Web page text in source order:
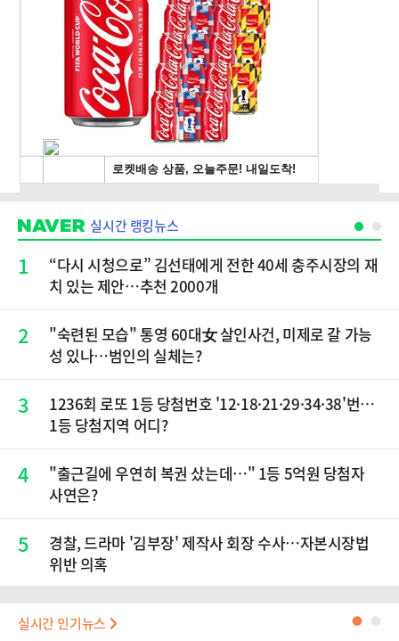
실시간 랭킹뉴스
1
“다시 시청으로” 김선태에게 전한 40세 충주시장의 재
치 있는 제안…추천 2000개
2
"숙련된 모습" 통영 60대女 살인사건, 미제로 갈 가능
성 있나…범인의 실체는?
3
1236회 로또 1등 당첨번호 '12·18·21·29·34·38'번…
1등 당첨지역 어디?
4
"출근길에 우연히 복권 샀는데…" 1등 5억원 당첨자
사연은?
5
경찰, 드라마 '김부장' 제작사 회장 수사…자본시장법
위반 의혹
실시간 인기뉴스 ●